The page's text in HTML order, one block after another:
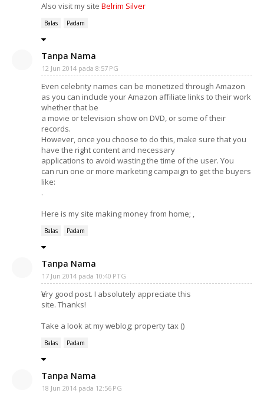
Also visit my site Belrim Silver
Balas Padam
Tanpa Nama
12 Jun 2014 pada 8:57 PG
Even celebrity names can be monetized through Amazon
as you can include your Amazon affiliate links to their work
whether that be
a movie or television show on DVD, or some of their
records.
However, once you choose to do this, make sure that you
have the right content and necessary
applications to avoid wasting the time of the user. You
can run one or more marketing campaign to get the buyers
like:
.
Here is my site making money from home; ,
Balas Padam
Tanpa Nama
17 Jun 2014 pada 10:40 PTG
Ѵery good post. I absolutely appreciate this
site. Thankѕ!
Take a look at my ԝeblog; property tax ()
Balas Padam
Tanpa Nama
18 Jun 2014 pada 12:56 PG